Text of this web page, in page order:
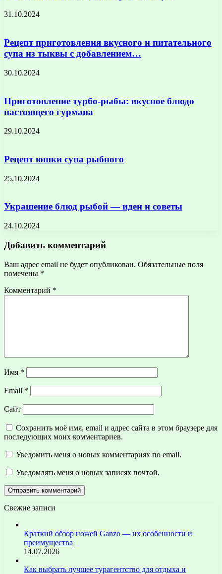
31.10.2024
Рецепт приготовления вкусного и питательного
супа из тыквы с добавлением…
30.10.2024
Приготовление турбо-рыбы: вкусное блюдо
настоящего гурмана
29.10.2024
Рецепт юшки супа рыбного
25.10.2024
Украшение блюд рыбой — идеи и советы
24.10.2024
Добавить комментарий
Ваш адрес email не будет опубликован. Обязательные поля
помечены *
Комментарий *
Имя *
Email *
Сайт
Сохранить моё имя, email и адрес сайта в этом браузере для
последующих моих комментариев.
Уведомить меня о новых комментариях по email.
Уведомлять меня о новых записях почтой.
Свежие записи
Краткий обзор ножей Ganzo — их особенности и
преимущества
14.07.2026
Как выбрать лучшее турагентство для отдыха и